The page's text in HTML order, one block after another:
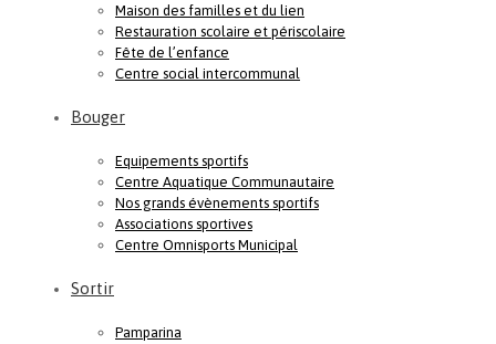
Maison des familles et du lien
Restauration scolaire et périscolaire
Fête de l’enfance
Centre social intercommunal
Bouger
Equipements sportifs
Centre Aquatique Communautaire
Nos grands évènements sportifs
Associations sportives
Centre Omnisports Municipal
Sortir
Pamparina